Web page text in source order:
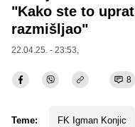
"Kako ste to
razmišljao"
22.04.25. - 23:53,
8
Teme: FK Igman Konjic